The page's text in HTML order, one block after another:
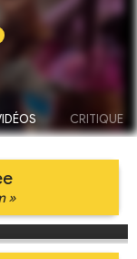
CRITIQUE
»